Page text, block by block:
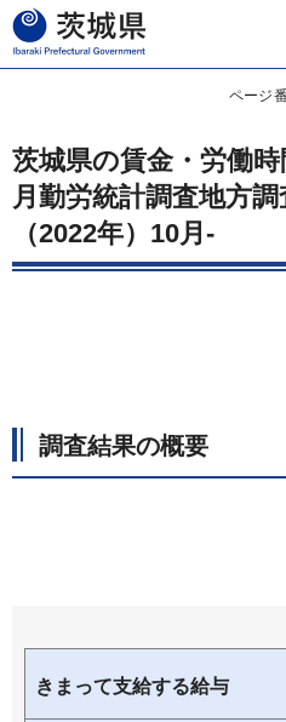
茨城県
ページ
茨城県の賃金・労働
月勤労統計調査地方
（2022年）10月-
調査結果の概要
きまって支給する給与